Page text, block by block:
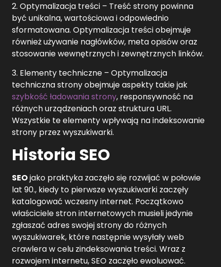
2. Optymalizacja treści – Treść strony powinna
być unikalna, wartościowa i odpowiednio
sformatowana. Optymalizacja treści obejmuje
również używanie nagłówków, meta opisów oraz
stosowanie wewnętrznych i zewnętrznych linków.
3. Elementy techniczne – Optymalizacja
techniczna strony obejmuje aspekty takie jak
szybkość ładowania strony, responsywność na
różnych urządzeniach oraz struktura URL.
Wszystkie te elementy wpływają na indeksowanie
strony przez wyszukiwarki.
Historia SEO
SEOjako praktyka zaczęło się rozwijać w połowie
lat 90., kiedy to pierwsze wyszukiwarki zaczęły
katalogować wczesny internet. Początkowo
właściciele stron internetowych musieli jedynie
zgłaszać adres swojej strony do różnych
wyszukiwarek, które następnie wysyłały web
crawlera w celu zindeksowania treści. Wraz z
rozwojem internetu, SEO zaczęło ewoluować.